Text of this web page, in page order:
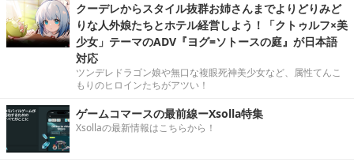
クーデレからスタイル抜群お姉さんまでよりどりみど
りな人外娘たちとホテル経営しよう！「クトゥルフ×美
少女」テーマのADV『ヨグ=ソトースの庭』が日本語
対応
ツンデレドラゴン娘や無口な複眼死神美少女など、属性てんこ
もりのヒロインたちがアツい！
ゲームコマースの最前線ーXsolla特集
Xsollaの最新情報はこちらから！